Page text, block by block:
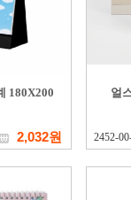
180X200
2,032원
얼
2452-